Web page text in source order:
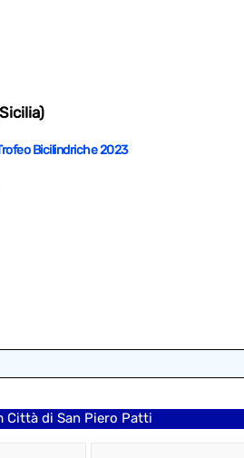
Bicilindriche 2023
Città di San Piero Patti